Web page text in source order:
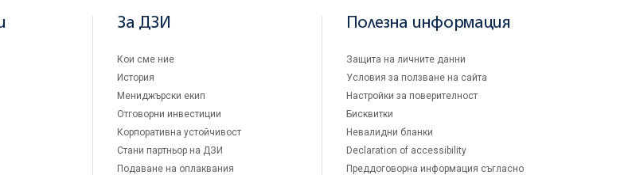
За ДЗИ
Кои сме ние
История
Мениджърски екип
Отговорни инвестиции
Корпоративна устойчивост
Стани партньор на ДЗИ
Подаване на оплаквания
Полезна информация
Защита на личните данни
Условия за ползване на сайта
Настройки за поверителност
Бисквитки
Невалидни бланки
Declaration of accessibility
Преддоговорна информация съгласно